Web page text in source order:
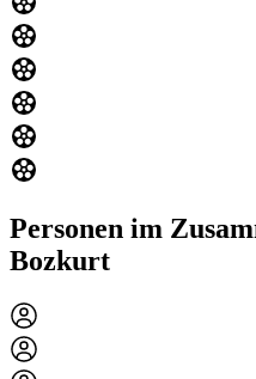
Personen im
Bozkurt